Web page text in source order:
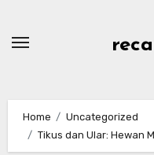
Home
Uncategorized
Tikus dan Ular: Hewan